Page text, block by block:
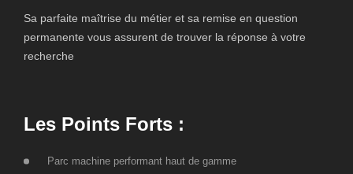
Sa parfaite maîtrise du métier et sa remise en question
permanente vous assurent de trouver la réponse à votre
recherche
Les Points Forts :
Parc machine performant haut de gamme